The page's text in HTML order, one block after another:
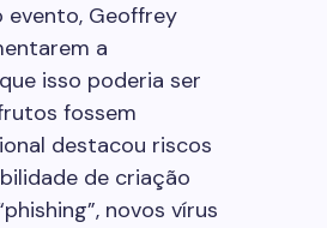
evento, Geoffrey
a
isso poderia ser
fossem
destacou riscos
de criação
novos vírus